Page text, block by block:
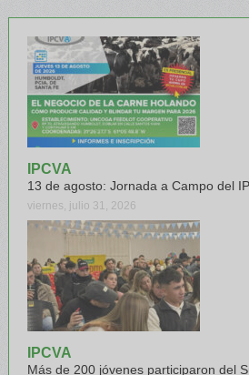
IPCVA
13 de agosto: Jornada a Campo del
viernes, julio 31, 2026
IPCVA
Más de 200 jóvenes participaron del